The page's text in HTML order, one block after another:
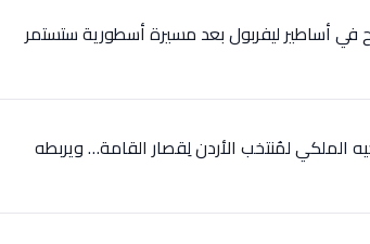
في أساطير ليفربول بعد مسيرة أسطورية ستستمر
لمُنتخب الأردن لِقصار القامة… ويربطه